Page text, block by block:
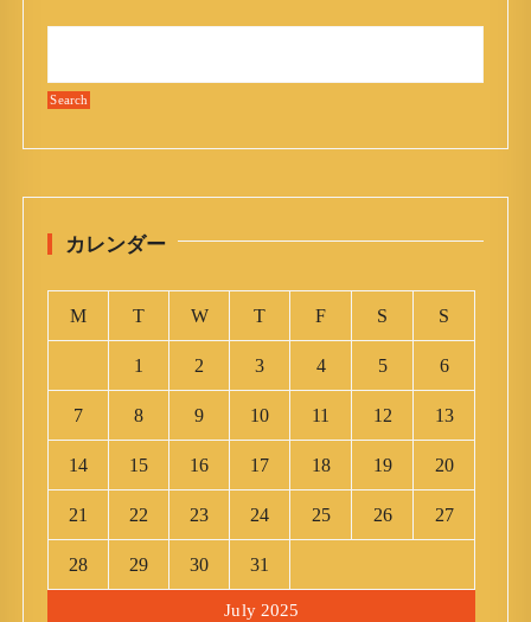
カレンダー
July 2025
M T W T F S S
1 2 3 4 5 6
7 8 9 10 11 12 13
14 15 16 17 18 19 20
21 22 23 24 25 26 27
28 29 30 31